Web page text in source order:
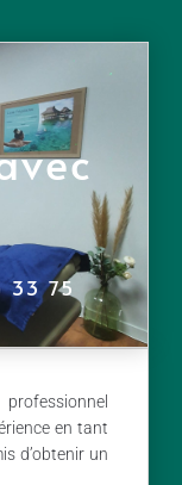
en tant
d’obtenir un
33 75